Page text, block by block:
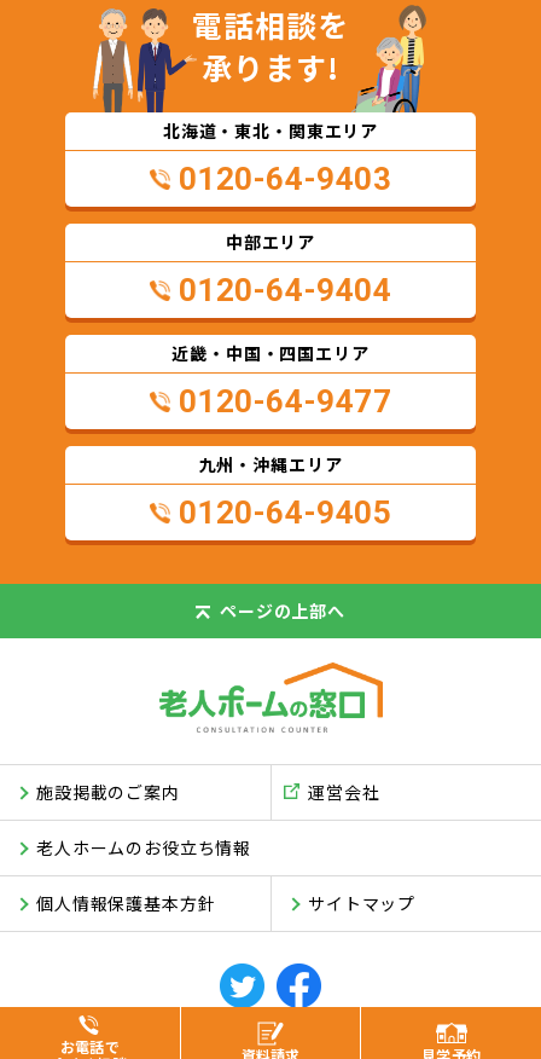
お電話で
資料請求 見学予約
電話相談を
承ります!
北海道・東北・関東エリア
0120-64-9403
中部エリア
0120-64-9404
近畿・中国・四国エリア
0120-64-9477
九州・沖縄エリア
0120-64-9405
ページの 上部へ
施設掲載のご案内
老人ホームのお役立ち情報
サイトマップ
運営会社
個人情報保護基本方針
© ASUKI Inc.